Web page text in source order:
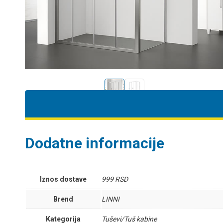
Dodatne informacije
Iznos dostave 999 RSD
Brend LINNI
Kategorija Tuševi/Tuš kabine